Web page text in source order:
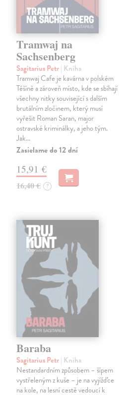
Tramwaj na
Sachsenberg
Sagitarius Petr| Kniha
Tramwaj Cafe je kavárna v polském
Těšíně a zároveň místo, kde se sbíhají
všechny nitky související s dalším
brutálním zločinem, který musí
vyřešit Roman Saran, major
ostravské kriminálky, a jeho tým.
Jak…
Zasielame do 12 dní
15,91 €
16,40 € ?
Baraba
Sagitarius Petr| Kniha
Nestandardním způsobem – šípem
vystřeleným z kuše – je na vyjížďce
na kole, na lesní cestě vedoucí k